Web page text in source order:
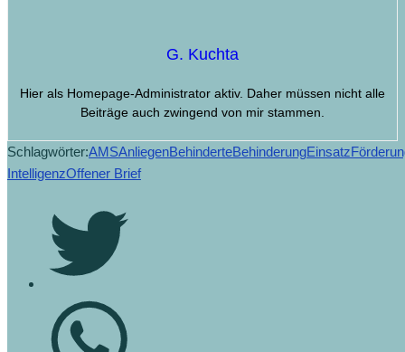
G. Kuchta
Hier als Homepage-Administrator aktiv. Daher müssen nicht alle
Beiträge auch zwingend von mir stammen.
Schlagwörter:AMSAnliegenBehinderteBehinderungEinsatz
IntelligenzOffener Brief